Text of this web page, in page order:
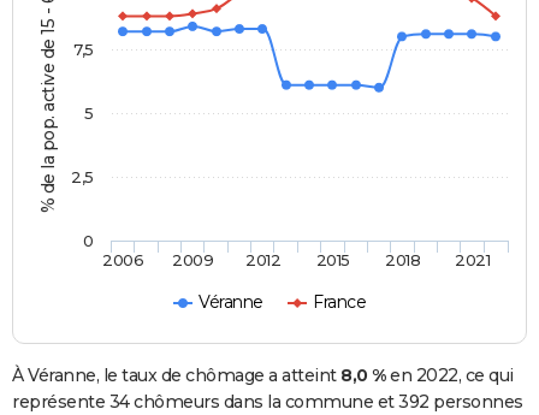
% de la pop. active de 15 - 64 ans
Véranne France
2006 2009 2012 2015 2018 2021
0
2,5
5
7,5
À Véranne, le taux de chômage a atteint 8,0 %en 2022, ce qui
représente 34 chômeurs dans la commune et 392 personnes